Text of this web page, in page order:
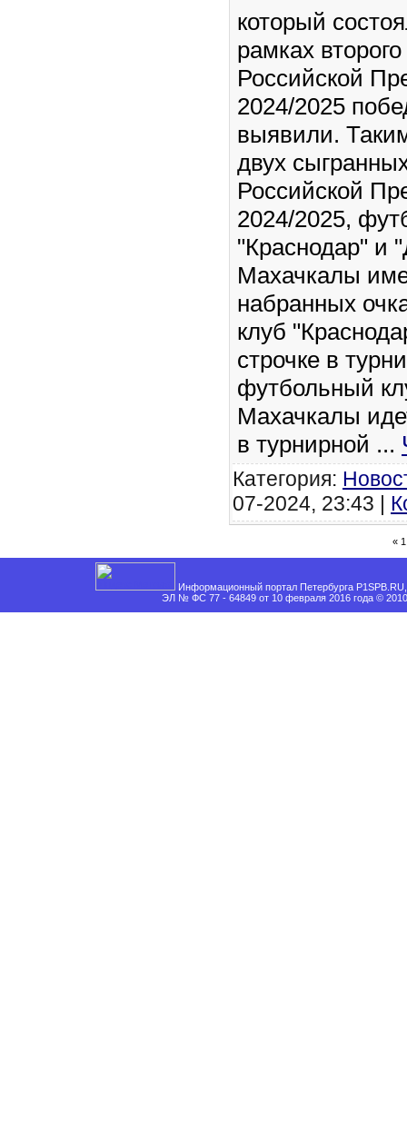
который
рамках
Российской
2024/2025
выявили.
двух
Российской
2024/2025,
"Краснодар" и
Махачкалы
набранных
клуб
строчке в
футбольный
Махачкалы
в турнирной ...
Категория:
07-2024, 23:43 |
« 1
Информационный портал Петербурга
ЭЛ № ФС 77 - 64849 от 10 февраля 2016 года ©